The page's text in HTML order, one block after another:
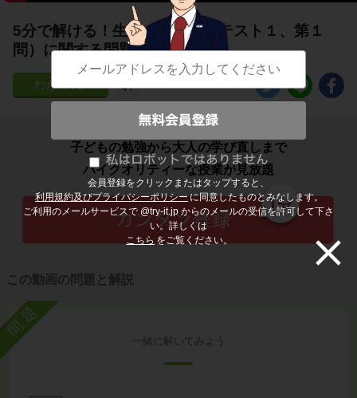
会員登録をクリックまたはタップすると、
利用規約及びプライバシーポリシーに同意したものとみなします。
ご利用のメールサービスで @try-it.jp からのメールの受信を許可して下さ
い。詳しくは
こちら をご覧ください。
5分で解ける！生物の多様性（テスト１、第１
問）に関する問題
41
子どもの勉強から大人の学び直しまで
ハイクオリティーな授業が見放題
この動画の問題と解説
問題
一緒に解いてみよう